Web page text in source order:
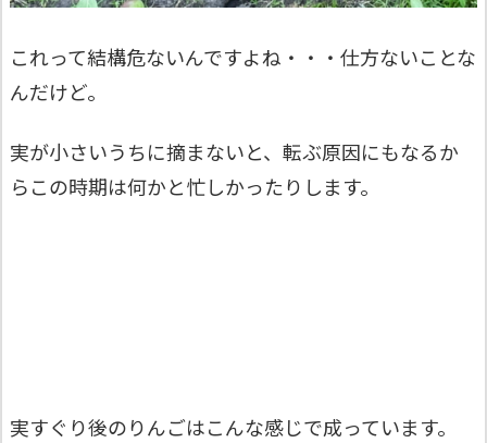
これって結構危ないんですよね・・・仕方ないことな
んだけど。
実が小さいうちに摘まないと、転ぶ原因にもなるか
らこの時期は何かと忙しかったりします。
実すぐり後のりんごはこんな感じで成っています。